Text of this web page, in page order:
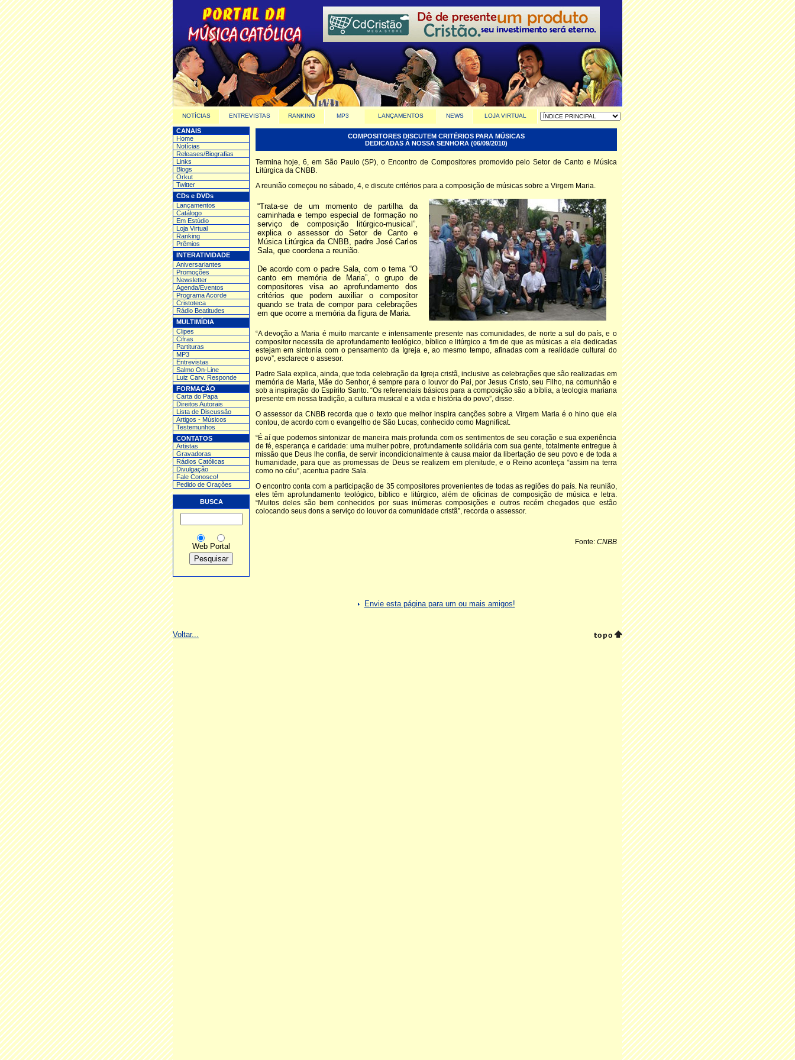
NOTÍCIAS ENTREVISTAS RANKING MP3 LANÇAMENTOS NEWS LOJA VIRTUAL
CANAIS
Home
Notícias
Releases/Biografias
Links
Blogs
Orkut
Twitter
CDs e DVDs
Lançamentos
Catálogo
Em Estúdio
Loja Virtual
Ranking
Prêmios
INTERATIVIDADE
Aniversariantes
Promoções
Newsletter
Agenda/Eventos
Programa Acorde
Cristoteca
Rádio Beatitudes
MULTIMÍDIA
Clipes
Cifras
Partituras
MP3
Entrevistas
Salmo On-Line
Luiz Carv. Responde
FORMAÇÃO
Carta do Papa
Direitos Autorais
Lista de Discussão
Artigos - Músicos
Testemunhos
CONTATOS
Artistas
Gravadoras
Rádios Católicas
Divulgação
Fale Conosco!
Pedido de Orações
BUSCA
Web Portal
COMPOSITORES DISCUTEM CRITÉRIOS PARA MÚSICAS
DEDICADAS À NOSSA SENHORA (06/09/2010)
Termina hoje, 6, em São Paulo (SP), o Encontro de Compositores promovido pelo Setor de Canto e Música
Litúrgica da CNBB.
A reunião começou no sábado, 4, e discute critérios para a composição de músicas sobre a Virgem Maria.
“Trata-se de um momento de partilha da
caminhada e tempo especial de formação no
serviço de composição litúrgico-musical”,
explica o assessor do Setor de Canto e
Música Litúrgica da CNBB, padre José Carlos
Sala, que coordena a reunião.
De acordo com o padre Sala, com o tema “O
canto em memória de Maria”, o grupo de
compositores visa ao aprofundamento dos
critérios que podem auxiliar o compositor
quando se trata de compor para celebrações
em que ocorre a memória da figura de Maria.
“A devoção a Maria é muito marcante e intensamente presente nas comunidades, de norte a sul do país, e o
compositor necessita de aprofundamento teológico, bíblico e litúrgico a fim de que as músicas a ela dedicadas
estejam em sintonia com o pensamento da Igreja e, ao mesmo tempo, afinadas com a realidade cultural do
povo”, esclarece o assesor.
Padre Sala explica, ainda, que toda celebração da Igreja cristã, inclusive as celebrações que são realizadas em
memória de Maria, Mãe do Senhor, é sempre para o louvor do Pai, por Jesus Cristo, seu Filho, na comunhão e
sob a inspiração do Espírito Santo. “Os referenciais básicos para a composição são a bíblia, a teologia mariana
presente em nossa tradição, a cultura musical e a vida e história do povo”, disse.
O assessor da CNBB recorda que o texto que melhor inspira canções sobre a Virgem Maria é o hino que ela
contou, de acordo com o evangelho de São Lucas, conhecido como Magnificat.
“É aí que podemos sintonizar de maneira mais profunda com os sentimentos de seu coração e sua experiência
de fé, esperança e caridade: uma mulher pobre, profundamente solidária com sua gente, totalmente entregue à
missão que Deus lhe confia, de servir incondicionalmente à causa maior da libertação de seu povo e de toda a
humanidade, para que as promessas de Deus se realizem em plenitude, e o Reino aconteça “assim na terra
como no céu”, acentua padre Sala.
O encontro conta com a participação de 35 compositores provenientes de todas as regiões do país. Na reunião,
eles têm aprofundamento teológico, bíblico e litúrgico, além de oficinas de composição de música e letra.
“Muitos deles são bem conhecidos por suas inúmeras composições e outros recém chegados que estão
colocando seus dons a serviço do louvor da comunidade cristã”, recorda o assessor.
Fonte: CNBB
Envie esta página para um ou mais amigos!
Voltar...